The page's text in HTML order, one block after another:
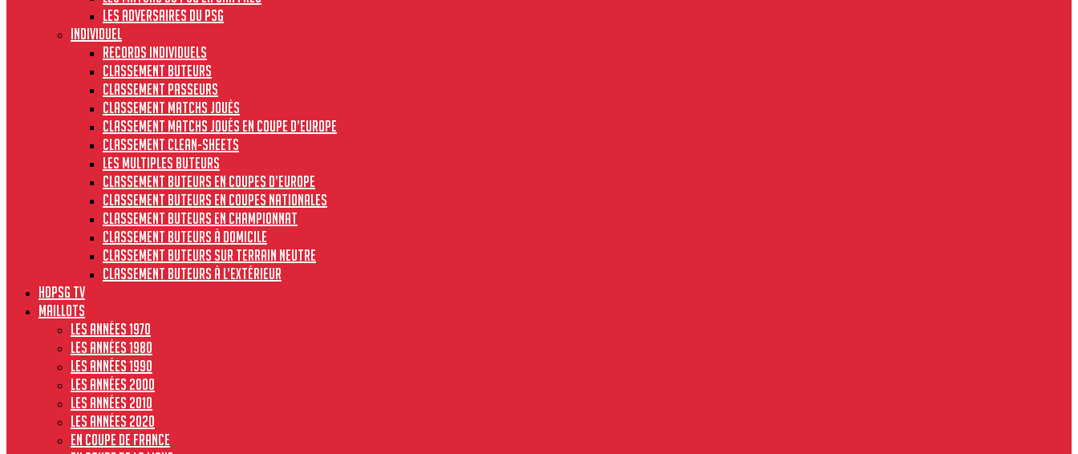
Les adversaires du PSG
Individuel
Records individuels
Classement buteurs
Classement passeurs
Classement matchs joués
Classement matchs joués en Coupe d’Europe
Classement clean-sheets
Les multiples buteurs
Classement buteurs en coupes d’Europe
Classement buteurs en coupes nationales
Classement buteurs en championnat
Classement buteurs à domicile
Classement buteurs sur terrain neutre
Classement buteurs à l’extérieur
HdPSG TV
MAILLOTS
Les années 1970
Les années 1980
Les années 1990
Les années 2000
Les années 2010
Les années 2020
En Coupe de France